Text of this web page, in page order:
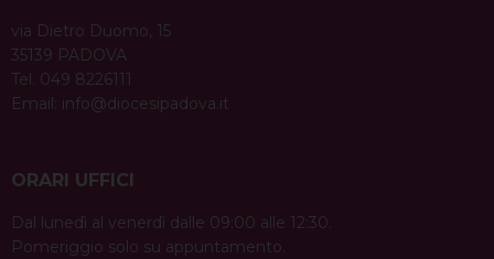
via Dietro Duomo, 15
35139 PADOVA
Tel. 049 8226111
Email: info@diocesipadova.it
ORARI UFFICI
Dal lunedì al venerdì dalle 09:00 alle 12:30.
Pomeriggio solo su appuntamento.